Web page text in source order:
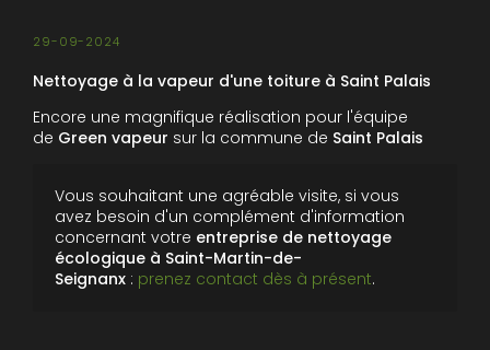
29-09-2024
Nettoyage à la vapeur d'une toiture à Saint Palais
Encore une magnifique réalisation pour l'équipe
de Green vapeur sur la commune de Saint Palais
Vous souhaitant une agréable visite, si vous
avez besoin d'un complément d'information
concernant votre entreprise de nettoyage
écologique à Saint-Martin-de-
Seignanx : prenez contact dès à présent.